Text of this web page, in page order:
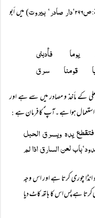
بیروت
) میں أبو
فأدبنی
سرق
کے مأخذ و مصادر میں سے ہے اور
ہوا ہے ۔آپ ؐ کافرمان ہے :
یدہ ویسرق الحبل
لعن السارق اذا لم
انڈا چوری کرتا ہے اور اس وجہ
ہے پس اس کا ہاتھ کاٹ دیا